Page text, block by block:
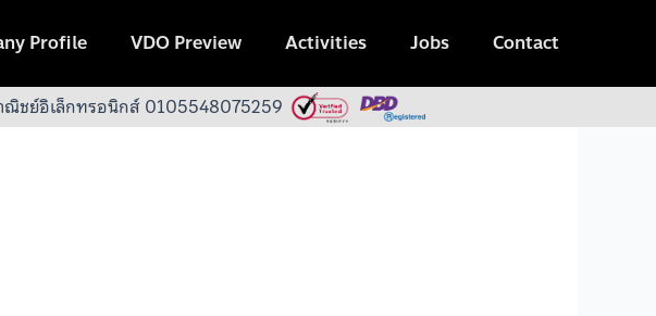
Profile VDO Preview Activities Jobs Contact
ณิชย์อิเล็กทรอนิกส์ 0105548075259